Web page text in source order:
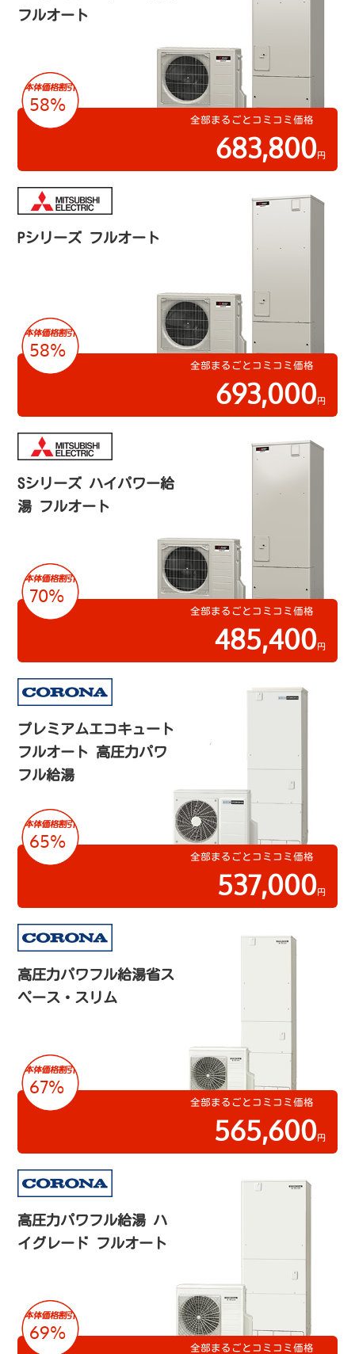
フルオート
58%
全部まるごとコミコミ価格
683,800円
Pシリーズ フルオート
58%
全部まるごとコミコミ価格
693,000円
Sシリーズ ハイパワー給
湯 フルオート
70%
全部まるごとコミコミ価格
485,400円
プレミアムエコキュート
フルオート 高圧力パワ
フル給湯
65%
全部まるごとコミコミ価格
537,000円
高圧力パワフル給湯省ス
ペース・スリム
67%
全部まるごとコミコミ価格
565,600円
高圧力パワフル給湯 ハ
イグレード フルオート
69%
全部まるごとコミコミ価格